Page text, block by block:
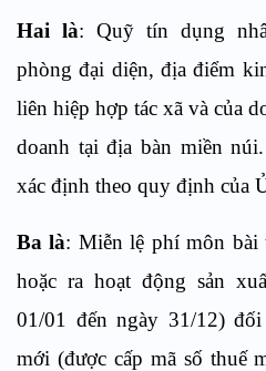
Hai là: Quỹ tín dụng
phòng đại diện, địa điểm
liên hiệp hợp tác xã và của
doanh tại địa bàn miền
xác định theo quy định của
Ba là: Miễn lệ phí môn bài
hoặc ra hoạt động sản
01/01 đến ngày 31/12)
mới (được cấp mã số thuế